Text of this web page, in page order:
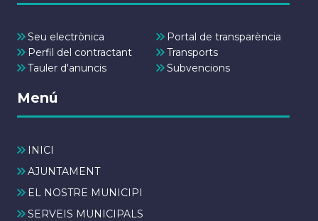
Seu electrònica
Portal de transparència
Perfil del contractant
Transports
Tauler d'anuncis
Subvencions
Menú
INICI
AJUNTAMENT
EL NOSTRE MUNICIPI
SERVEIS MUNICIPALS